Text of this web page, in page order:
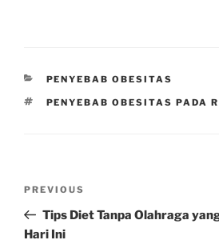
CATEGORIES
PENYEBAB OBESITAS
TAGS
PENYEBAB OBESITAS PADA
Previous
Post
PREVIOUS
Tips Diet Tanpa Olahraga
Hari Ini